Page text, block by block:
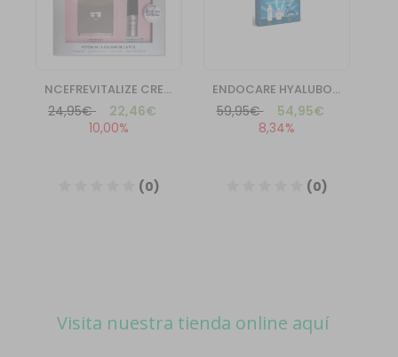
Visita nuestra tienda online aquí